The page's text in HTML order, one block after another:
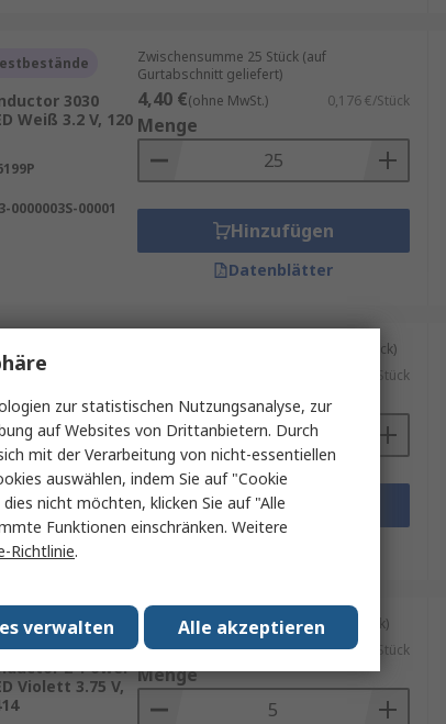
3030
Weiß 3.2 V, 120
0000003S-00001
Zwischensumme 25 Stück (auf
Gurtabschnitt geliefert)
4,40 €(ohne MwSt.) 0,176 €/Stück
Menge
Hinzufügen
Datenblätter
Weiß 3.2 V, 120
0000003S-00001
Zwischensumme (1 Packung mit 25 Stück)
0,176 €/Stück
Menge
Hinzufügen
Z-Power
Violett 3.75 V,
Zwischensumme (1 Packung mit 5 Stück)
6,38 €(ohne MwSt.) 1,276 €/Stück
Menge
zur statistischen Nutzungsanalyse, zur
auf Websites von Drittanbietern. Durch
mit der Verarbeitung von nicht-essentiellen
auswählen, indem Sie auf "Cookie
nicht möchten, klicken Sie auf "Alle
Funktionen einschränken. Weitere
Richtlinie.
Alle akzeptieren
verwalten